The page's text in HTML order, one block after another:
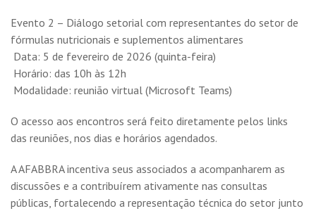
Evento 2 – Diálogo setorial com representantes do setor de
fórmulas nutricionais e suplementos alimentares
Data: 5 de fevereiro de 2026 (quinta-feira)
Horário: das 10h às 12h
Modalidade: reunião virtual (Microsoft Teams)
O acesso aos encontros será feito diretamente pelos links
das reuniões, nos dias e horários agendados.
A AFABBRA incentiva seus associados a acompanharem as
discussões e a contribuírem ativamente nas consultas
públicas, fortalecendo a representação técnica do setor junto